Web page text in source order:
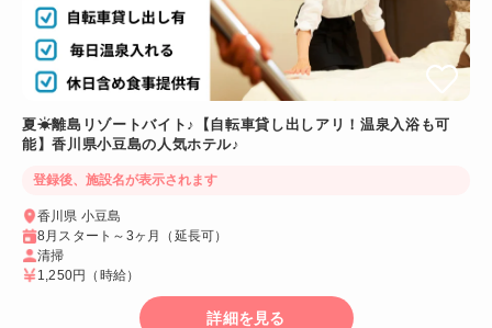
夏☀離島リゾートバイト♪【自転車貸し出しアリ！温泉入浴も可
能】香川県小豆島の人気ホテル♪
登録後、施設名が表示されます
香川県 小豆島
8月スタート～3ヶ月（延長可）
清掃
1,250円
（時給）
詳細を見る